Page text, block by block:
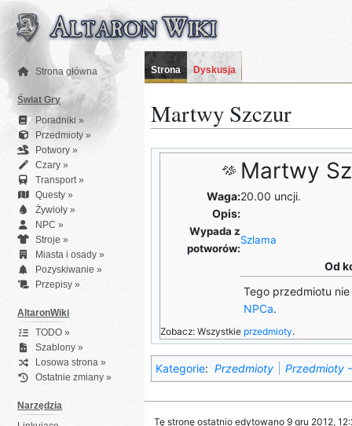
Przejdź
do
zawartości
Strona Dyskusja
Strona główna
Świat Gry
Poradniki »
Przedmioty »
Potwory »
Czary »
Transport »
Questy »
Żywioły »
NPC »
Stroje »
Miasta i osady »
Pozyskiwanie »
Przepisy »
AltaronWiki
TODO »
Szablony »
Losowa strona »
Ostatnie zmiany »
Narzędzia
Martwy Szczur
Martwy
Waga:20.00 uncji.
Opis:
Wypada z
potworów:
Szlama
Od
Tego przedmiotu
NPCa.
Zobacz: Wszystkie przedmioty.
Kategorie: Przedmioty Przedmioty
Tę stronę ostatnio edytowano 9 gru 2012,